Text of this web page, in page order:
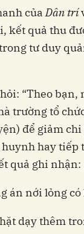
củaDân trí
kết quả thu
tư duy
“Theo
trường tổ
để giảm chi
hay tiếp
quả ghi nhận:
án nới lỏng
dạy thêm